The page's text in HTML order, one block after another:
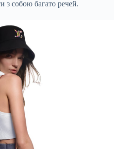
з собою багато речей.